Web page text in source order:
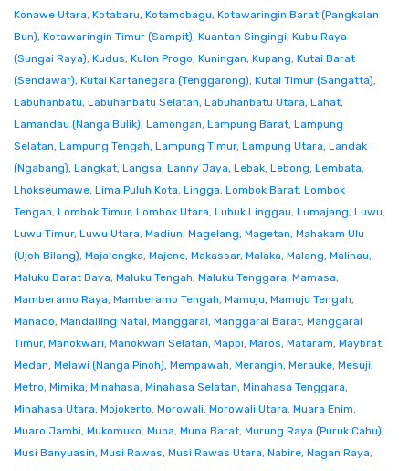
Konawe Utara, Kotabaru, Kotamobagu, Kotawaringin Barat (Pangkalan
Bun), Kotawaringin Timur (Sampit), Kuantan Singingi, Kubu Raya
(Sungai Raya), Kudus, Kulon Progo, Kuningan, Kupang, Kutai Barat
(Sendawar), Kutai Kartanegara (Tenggarong), Kutai Timur (Sangatta),
Labuhanbatu, Labuhanbatu Selatan, Labuhanbatu Utara, Lahat,
Lamandau (Nanga Bulik), Lamongan, Lampung Barat, Lampung
Selatan, Lampung Tengah, Lampung Timur, Lampung Utara, Landak
(Ngabang), Langkat, Langsa, Lanny Jaya, Lebak, Lebong, Lembata,
Lhokseumawe, Lima Puluh Kota, Lingga, Lombok Barat, Lombok
Tengah, Lombok Timur, Lombok Utara, Lubuk Linggau, Lumajang, Luwu,
Luwu Timur, Luwu Utara, Madiun, Magelang, Magetan, Mahakam Ulu
(Ujoh Bilang), Majalengka, Majene, Makassar, Malaka, Malang, Malinau,
Maluku Barat Daya, Maluku Tengah, Maluku Tenggara, Mamasa,
Mamberamo Raya, Mamberamo Tengah, Mamuju, Mamuju Tengah,
Manado, Mandailing Natal, Manggarai, Manggarai Barat, Manggarai
Timur, Manokwari, Manokwari Selatan, Mappi, Maros, Mataram, Maybrat,
Medan, Melawi (Nanga Pinoh), Mempawah, Merangin, Merauke, Mesuji,
Metro, Mimika, Minahasa, Minahasa Selatan, Minahasa Tenggara,
Minahasa Utara, Mojokerto, Morowali, Morowali Utara, Muara Enim,
Muaro Jambi, Mukomuko, Muna, Muna Barat, Murung Raya (Puruk Cahu),
Musi Banyuasin, Musi Rawas, Musi Rawas Utara, Nabire, Nagan Raya,